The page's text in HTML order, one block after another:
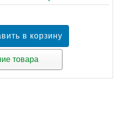
товара